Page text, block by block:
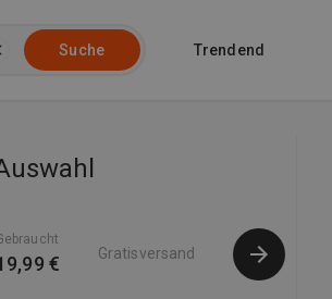
Suche Trendend
€ Gratisversand